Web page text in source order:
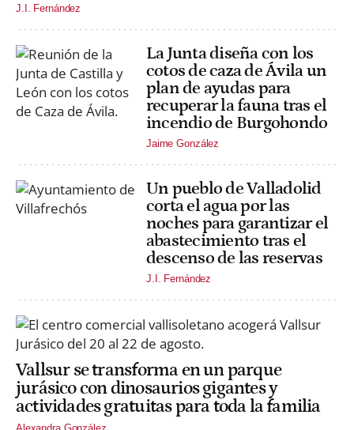
J.I. Fernández
La Junta diseña con los
cotos de caza de Ávila un
plan de ayudas para
recuperar la fauna tras el
incendio de Burgohondo
Jaime González
Un pueblo de Valladolid
corta el agua por las
noches para garantizar el
abastecimiento tras el
descenso de las reservas
J.I. Fernández
Vallsur se transforma en un parque
jurásico con dinosaurios gigantes y
actividades gratuitas para toda la familia